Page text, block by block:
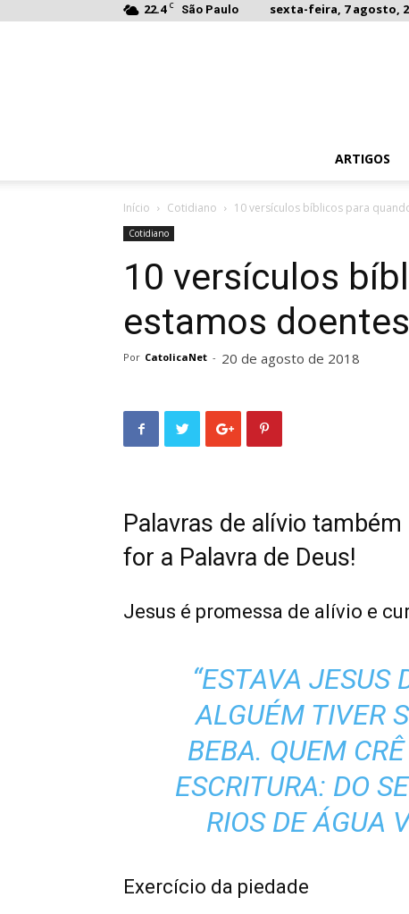
22.4 C São Paulo sexta-feira, 7 agosto,
ARTIGOS
Início Cotidiano 10 versículos bíblicos para
Cotidiano
10 versículos
estamos
Por CatolicaNet - 20 de agosto de 2018
Palavras de alívio
for a Palavra de Deus!
Jesus é promessa de alívio e
“ESTAVA JESUS
ALGUÉM TIVER
BEBA. QUEM
ESCRITURA: DO
RIOS DE ÁGUA
Exercício da piedade